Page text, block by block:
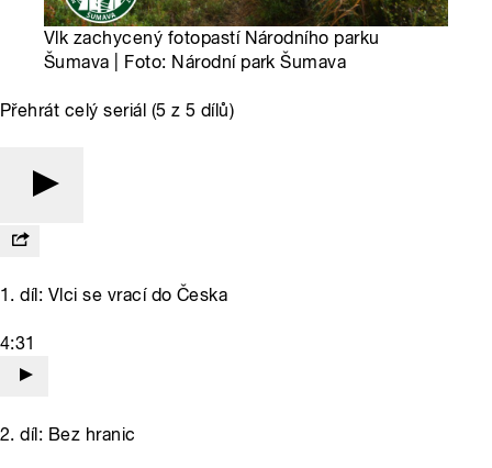
Vlk zachycený fotopastí Národního parku
Šumava | Foto: Národní park Šumava
Přehrát celý seriál (5 z 5 dílů)
1. díl: Vlci se vrací do Česka
4:31
2. díl: Bez hranic